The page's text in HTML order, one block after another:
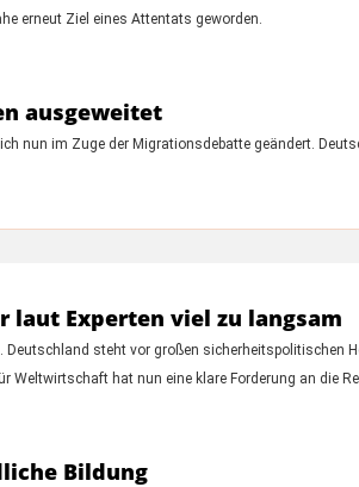
erneut Ziel eines Attentats geworden.
ausgeweitet
nun im Zuge der Migrationsdebatte geändert.
laut Experten viel zu langsam
steht vor großen sicherheitspolitischen
Weltwirtschaft hat nun eine klare Forderung an die
Bildung